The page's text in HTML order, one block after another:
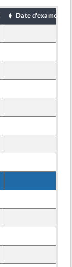
Date d'examen